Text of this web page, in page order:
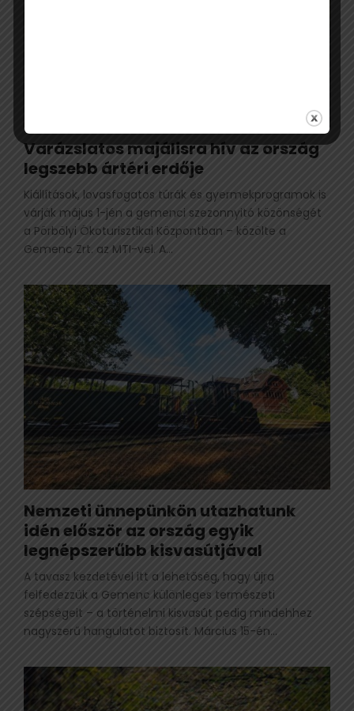
Varázslatos majálisra hív az ország
legszebb ártéri erdője
Kiállítások, lovasfogatos túrák és gyermekprogramok is
várják május 1-jén a gemenci szezonnyitó közönségét
a Pörbölyi Ökoturisztikai Központban – közölte a
Gemenc Zrt. az MTI-vel. A...
Nemzeti ünnepünkön utazhatunk
idén először az ország egyik
legnépszerűbb kisvasútjával
A tavasz kezdetével itt a lehetőség, hogy újra
felfedezzük a Gemenc különleges természeti
szépségeit – a történelmi kisvasút pedig mindehhez
nagyszerű hangulatot biztosít. Március 15-én...